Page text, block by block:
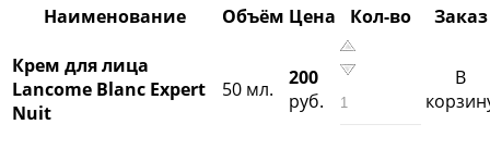
Наименование Объём Цена Кол-во Заказ
Крем для лица
Lancome Blanc Expert
Nuit
50 мл.
200
руб.
В